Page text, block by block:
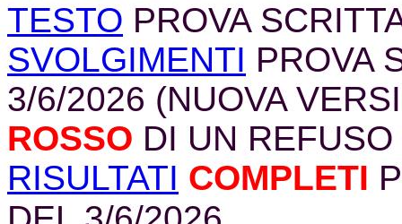
TESTO PROVA
SVOLGIMENTI PROVA
3/6/2026 (NUOVA
ROSSO DI UN
RISULTATI COMPLETI